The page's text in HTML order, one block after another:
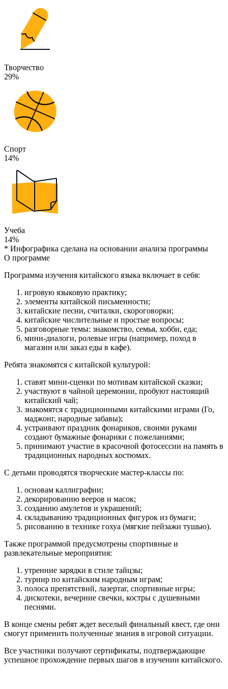
Творчество
29%
Спорт
14%
Учеба
14%
* Инфографика сделана на основании анализа программы
О программе
Программа изучения китайского языка включает в себя:
игровую языковую практику;
элементы китайской письменности;
китайские песни, считалки, скороговорки;
китайские числительные и простые вопросы;
разговорные темы: знакомство, семья, хобби, еда;
мини-диалоги, ролевые игры (например, поход в
магазин или заказ еды в кафе).
Ребята знакомятся с китайской культурой:
ставят мини-сценки по мотивам китайской сказки;
участвуют в чайной церемонии, пробуют настоящий
китайский чай;
знакомятся с традиционными китайскими играми (Го,
маджонг, народные забавы);
устраивают праздник фонариков, своими руками
создают бумажные фонарики с пожеланиями;
принимают участие в красочной фотосессии на память в
традиционных народных костюмах.
С детьми проводятся творческие мастер-классы по:
основам каллиграфии;
декорированию вееров и масок;
созданию амулетов и украшений;
складыванию традиционных фигурок из бумаги;
рисованию в технике гохуа (мягкие пейзажи тушью).
Также программой предусмотрены спортивные и
развлекательные мероприятия:
утренние зарядки в стиле тайцзы;
турнир по китайским народным играм;
полоса препятствий, лазертаг, спортивные игры;
дискотеки, вечерние свечки, костры с душевными
песнями.
В конце смены ребят ждет веселый финальный квест, где они
смогут применить полученные знания в игровой ситуации.
Все участники получают сертификаты, подтверждающие
успешное прохождение первых шагов в изучении китайского.